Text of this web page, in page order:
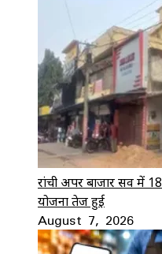
रांची अपर बाजार सर्वे में
योजना तेज हुई
August 7, 2026